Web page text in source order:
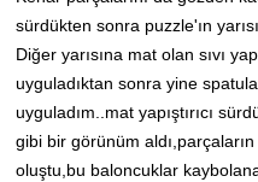
sürdükten sonra puzzle'ın
Diğer yarısına mat olan sıvı
uyguladıktan sonra yine spatula
uyguladım..mat yapıştırıcı
gibi bir görünüm
oluştu,bu baloncuklar